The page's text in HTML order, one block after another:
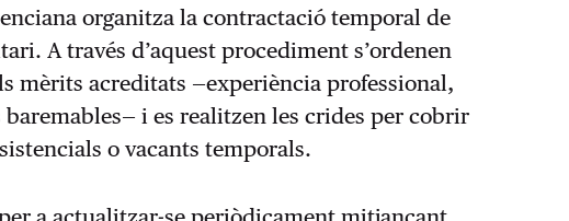
organitza la contractació temporal de
A través d’aquest procediment s’ordenen
mèrits acreditats —experiència professional,
i es realitzen les crides per cobrir
o vacants temporals.